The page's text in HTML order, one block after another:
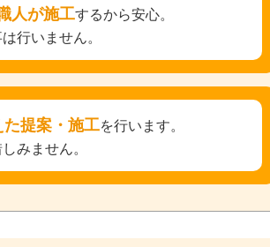
人が施工するから安心。
行いません。
提案・施工を行います。
みません。